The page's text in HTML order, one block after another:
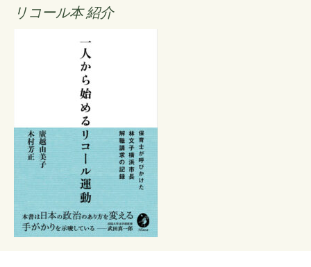
リコール本 紹介